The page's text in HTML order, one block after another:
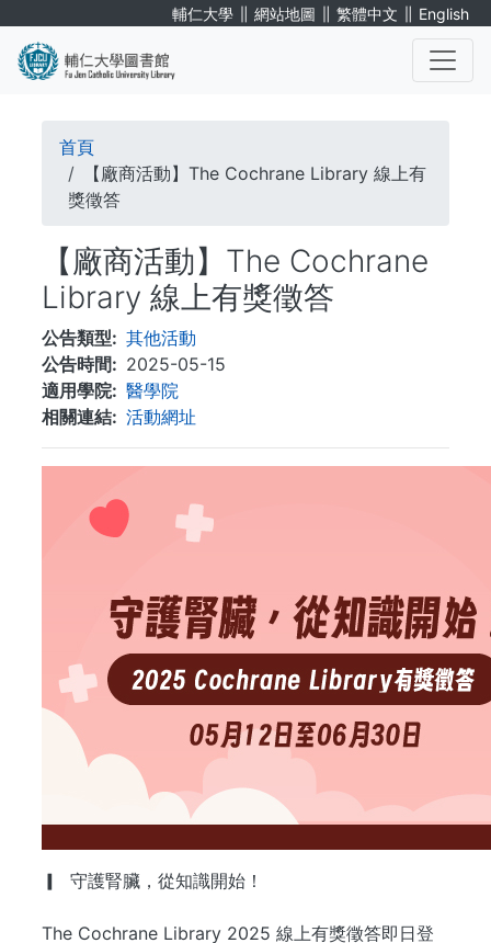
輔仁大學 ∥ 網站地圖 ∥ 繁體中文 ∥ English
導
航
連
結
首頁
【廠商活動】The Cochrane Library 線上有
獎徵答
【廠商活動】The Cochrane
Library 線上有獎徵答
公告類型
其他活動
公告時間
2025-05-15
適用學院
醫學院
相關連結
活動網址
▎ 守護腎臟，從知識開始！
The Cochrane Library 2025 線上有獎徵答即日登